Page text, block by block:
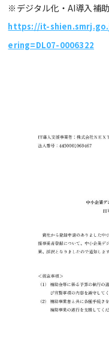
※デジタル化・AI導入補
https://it-
ering=DL07-0006322